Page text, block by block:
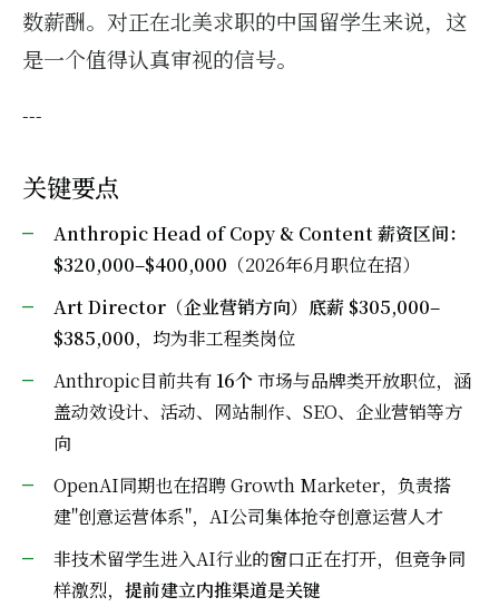
数薪酬。对正在北美求职的中国留学生来说，这
是一个值得认真审视的信号。
---
关键要点
Anthropic Head of Copy & Content 薪资区间：
$320,000–$400,000 （2026年6月职位在招）
Art Director（企业营销方向）底薪 $305,000–
$385,000，均为非工程类岗位
Anthropic目前共有 16个 市场与品牌类开放职位，涵
盖动效设计、活动、网站制作、SEO、企业营销等方
向
OpenAI同期也在招聘 Growth Marketer，负责搭
建"创意运营体系"，AI公司集体抢夺创意运营人才
非技术留学生进入AI行业的窗口正在打开，但竞争同
样激烈， 提前建立内推渠道是关键